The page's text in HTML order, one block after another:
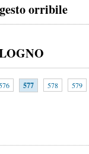
orribile
576 577 578
579